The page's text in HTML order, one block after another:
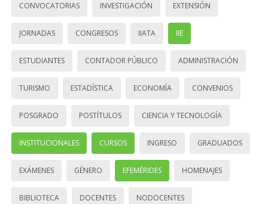
CONVOCATORIAS INVESTIGACIÓN EXTENSIÓN
JORNADAS CONGRESOS IIATA IIE
ESTUDIANTES CONTADOR PÚBLICO ADMINISTRACIÓN
TURISMO ESTADÍSTICA ECONOMÍA CONVENIOS
POSGRADO POSTÍTULOS CIENCIA Y TECNOLOGÍA
INSTITUCIONALES CURSOS INGRESO GRADUADOS
EXÁMENES GÉNERO EFEMÉRIDES HOMENAJES
BIBLIOTECA DOCENTES NODOCENTES